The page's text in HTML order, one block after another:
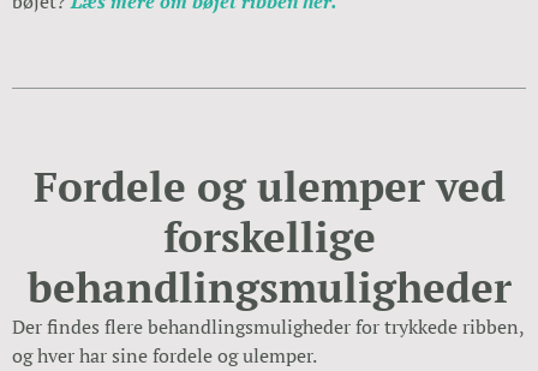
Fordele og ulemper ved
forskellige
behandlingsmuligheder
Der findes flere behandlingsmuligheder for trykkede ribben,
og hver har sine fordele og ulemper.